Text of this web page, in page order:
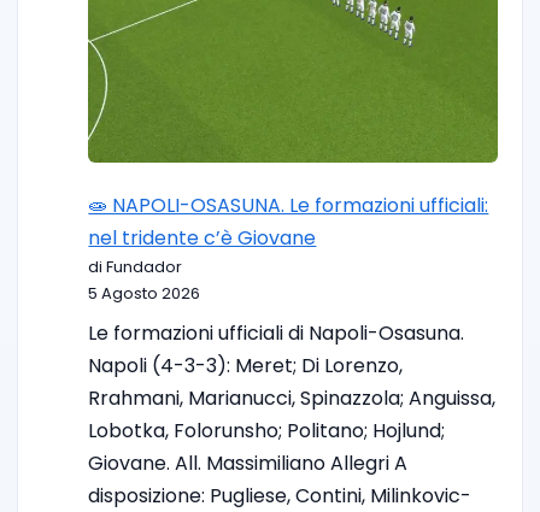
🧫 NAPOLI-OSASUNA. Le formazioni ufficiali:
nel tridente c’è Giovane
di Fundador
5 Agosto 2026
Le formazioni ufficiali di Napoli-Osasuna.
Napoli (4-3-3): Meret; Di Lorenzo,
Rrahmani, Marianucci, Spinazzola; Anguissa,
Lobotka, Folorunsho; Politano; Hojlund;
Giovane. All. Massimiliano Allegri A
disposizione: Pugliese, Contini, Milinkovic-